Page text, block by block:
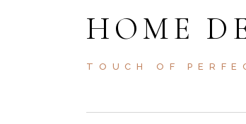
HOME
TOUCH OF